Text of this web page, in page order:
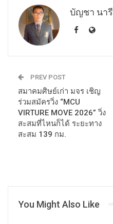
บัญชา นารี
PREV POST
สมาคมศิษย์เก่า มจร เชิญ
ร่วมสมัครวิ่ง “MCU
VIRTURE MOVE 2026” วิ่ง
สะสมที่ไหนก็ได้ ระยะทาง
สะสม 139 กม.
You Might Also Like